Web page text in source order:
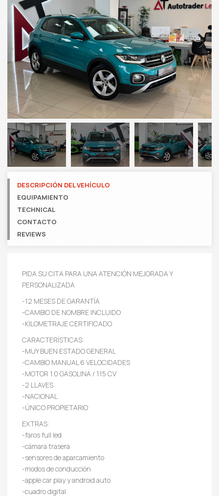
Next
Next
DESCRIPCIÓN DEL VEHÍCULO
EQUIPAMIENTO
TECHNICAL
CONTACTO
REVIEWS
PIDA SU CITA PARA UNA ATENCIÓN MEJORADA Y
PERSONALIZADA
-12 MESES DE GARANTÍA
-CAMBIO DE NOMBRE INCLUIDO
-KILOMETRAJE CERTIFICADO
CARACTERÍSTICAS:
-MUY BUEN ESTADO GENERAL
-CAMBIO MANUAL 6 VELOCIDADES
-MOTOR 1.0 GASOLINA / 115 CV
-2 LLAVES
-NACIONAL
-ÚNICO PROPIETARIO
EXTRAS:
-faros full led
-cámara trasera
-sensores de aparcamiento
-modos de conducción
-apple car play y android auto
-cuadro digital